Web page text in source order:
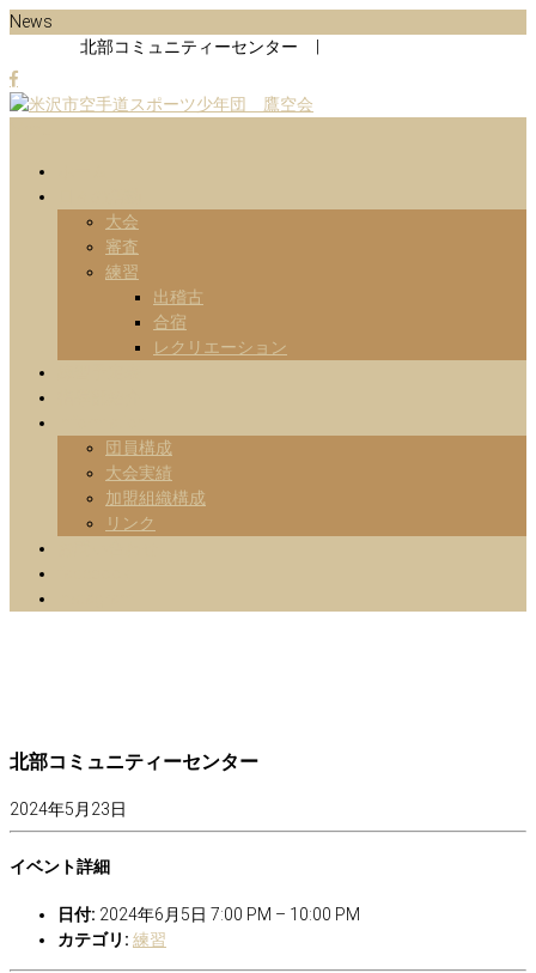
Skip
content
News
北部コミュニティーセンター |
米沢市空手道スポーツ少年団 鷹
空会
です。
大会
審査
練習
出稽古
合宿
レクリエーション
団員構成
大会実績
加盟組織構成
リンク
北部コミュニティーセンター
2024年5月23日
イベント詳細
日付: 2024年6月5日 7:00 PM – 10:00 PM
カテゴリ: 練習